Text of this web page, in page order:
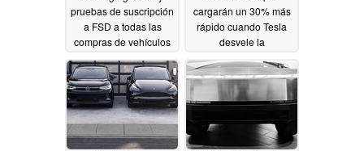
pruebas de suscripción
a FSD a todas las
compras de vehículos
nuevos, incluido el
Cybertruck más barato
11/21/2024
cargarán un 30% más
rápido cuando Tesla
desvele la
actualización del
Supercargador V4 de
500 kW11/15/2024